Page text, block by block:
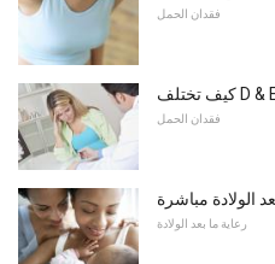
فقدان الحمل
فقدان الحمل
الولادة مباشرة
رعاية ما بعد الولادة